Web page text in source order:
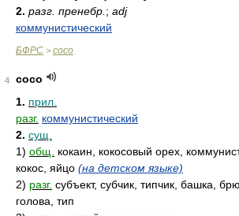
2. разг. пренебр. ; adj
коммунистический
БФРС > coco
4
coco
1. прил.
разг. коммунистический
2. сущ.
1) общ.
кокаин, кокосовый орех,
кокос, яйцо (на детском языке)
2) разг. субъект, субчик, типчик, башка,
голова, тип